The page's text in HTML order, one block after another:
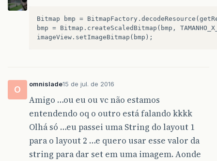
Bitmap bmp =
bmp = Bitmap.createScaledBitmap(bmp,
O
omnislade15 de jul. de 2016
Amigo …ou eu ou vc não estamos
entendendo oq o outro está falando kkkk
Olhá só …eu passei uma String do layout 1
para o layout 2 …e quero usar esse valor da
string para dar set em uma imagem. Aonde